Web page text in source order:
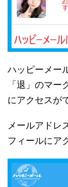
ハッピーメー
「退」のマ
にアクセスが
メールアドレ
フィールにア